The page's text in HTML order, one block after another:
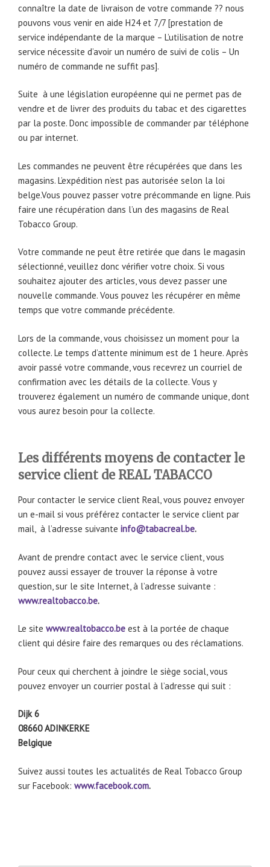
connaître la date de livraison de votre commande ?? nous
pouvons vous venir en aide H24 et 7/7 [prestation de
service indépendante de la marque – L’utilisation de notre
service nécessite d’avoir un numéro de suivi de colis – Un
numéro de commande ne suffit pas].
Suite à une législation européenne qui ne permet pas de
vendre et de livrer des produits du tabac et des cigarettes
par la poste. Donc impossible de commander par téléphone
ou par internet.
Les commandes ne peuvent être récupérées que dans les
magasins. L’expédition n’est pas autorisée selon la loi
belge.Vous pouvez passer votre précommande en ligne. Puis
faire une récupération dans l’un des magasins de Real
Tobacco Group.
Votre commande ne peut être retirée que dans le magasin
sélectionné, veuillez donc vérifier votre choix. Si vous
souhaitez ajouter des articles, vous devez passer une
nouvelle commande. Vous pouvez les récupérer en même
temps que votre commande précédente.
Lors de la commande, vous choisissez un moment pour la
collecte. Le temps d’attente minimum est de 1 heure. Après
avoir passé votre commande, vous recevrez un courriel de
confirmation avec les détails de la collecte. Vous y
trouverez également un numéro de commande unique, dont
vous aurez besoin pour la collecte.
Les différents moyens de contacter le
service client de REAL TABACCO
Pour contacter le service client Real, vous pouvez envoyer
un e-mail si vous préférez contacter le service client par
mail, à l’adresse suivante info@tabacreal.be.
Avant de prendre contact avec le service client, vous
pouvez aussi essayer de trouver la réponse à votre
question, sur le site Internet, à l’adresse suivante :
www.realtobacco.be.
Le site www.realtobacco.be est à la portée de chaque
client qui désire faire des remarques ou des réclamations.
Pour ceux qui cherchent à joindre le siège social, vous
pouvez envoyer un courrier postal à l’adresse qui suit :
Dijk 6
08660 ADINKERKE
Belgique
Suivez aussi toutes les actualités de Real Tobacco Group
sur Facebook: www.facebook.com.